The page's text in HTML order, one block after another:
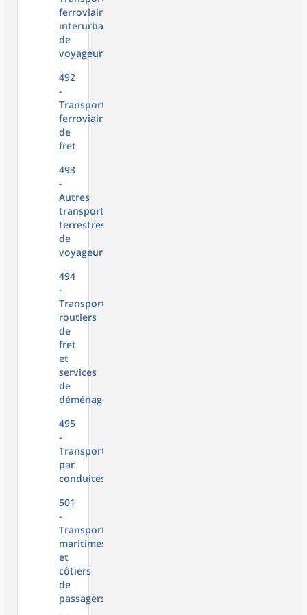
ferroviaire
interurbain
de
voyageurs
492
-
Transports
ferroviaires
de
fret
493
-
Autres
transports
terrestres
de
voyageurs
494
-
Transports
routiers
de
fret
et
services
de
déménagement
495
-
Transports
par
conduites
501
-
Transports
maritimes
et
côtiers
de
passagers